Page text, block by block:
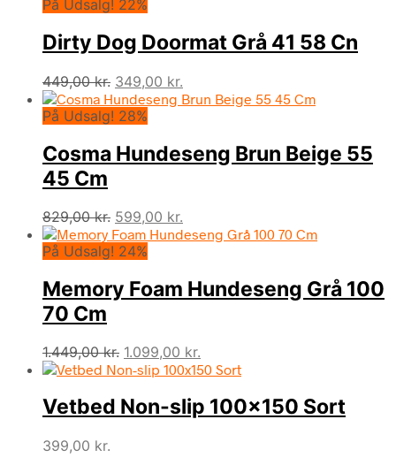
På Udsalg! 22%
Dirty Dog Doormat Grå 41 58 Cn
449,00kr. Den
oprindelige
pris
449,00 kr..
349,00 kr.
aktuelle
349,00 kr..
På Udsalg! 28%
Cosma Hundeseng Brun Beige 55
45 Cm
829,00kr. Den
oprindelige
pris
829,00 kr..
599,00 kr.
aktuelle
599,00 kr..
På Udsalg! 24%
Memory Foam Hundeseng Grå 100
70 Cm
1.449,00kr. Den
oprindelige
var:
1.449,00 kr..
1.099,00 kr.
aktuelle
er:
1.099,00 kr..
Vetbed Non-slip 100×150 Sort
399,00 kr.